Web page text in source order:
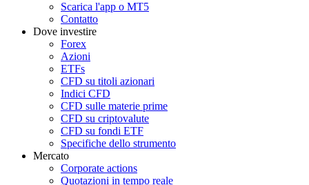
Scarica l'app o MT5
Contatto
Dove investire
Forex
Azioni
ETFs
CFD su titoli azionari
Indici CFD
CFD sulle materie prime
CFD su criptovalute
CFD su fondi ETF
Specifiche dello strumento
Mercato
Corporate actions
Quotazioni in tempo reale